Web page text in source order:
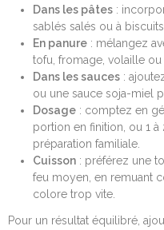
Dans les pâtes:
sablés salés ou à biscuits.
En panure: mélangez
tofu, fromage, volaille ou
Dans les sauces:
ou une sauce soja-miel
Dosage: comptez en
portion en finition, ou 1
préparation familiale.
Cuisson: préférez une
feu moyen, en remuant
colore trop vite.
Pour un résultat équilibré,